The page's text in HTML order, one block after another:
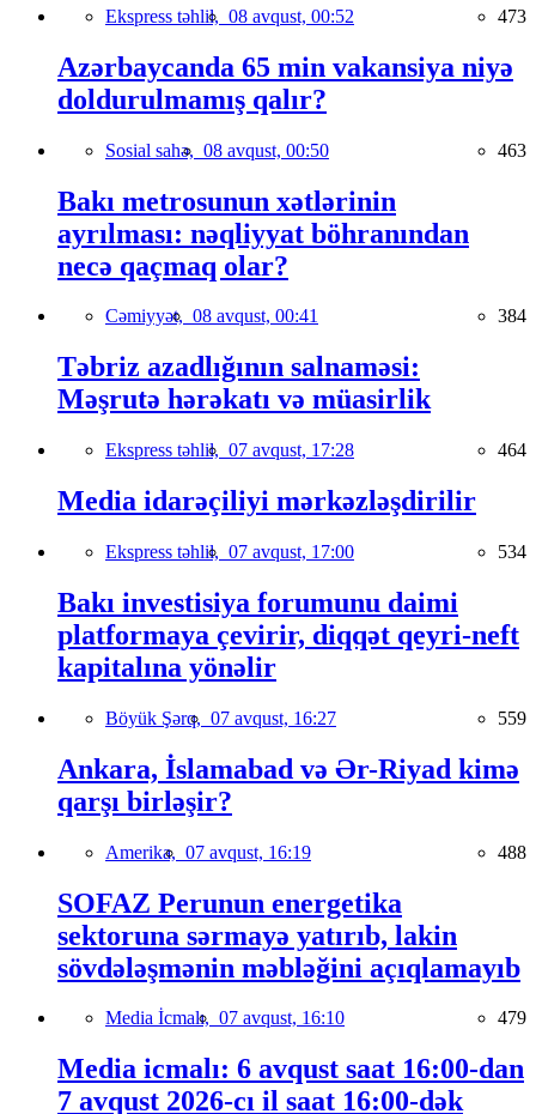
Ekspress təhlil, 08 avqust, 00:52 473
Azərbaycanda 65 min vakansiya niyə
doldurulmamış qalır?
Sosial sahə, 08 avqust, 00:50 463
Bakı metrosunun xətlərinin
ayrılması: nəqliyyat böhranından
necə qaçmaq olar?
Cəmiyyət, 08 avqust, 00:41 384
Təbriz azadlığının salnaməsi:
Məşrutə hərəkatı və müasirlik
Ekspress təhlil, 07 avqust, 17:28 464
Media idarəçiliyi mərkəzləşdirilir
Ekspress təhlil, 07 avqust, 17:00 534
Bakı investisiya forumunu daimi
platformaya çevirir, diqqət qeyri-neft
kapitalına yönəlir
Böyük Şərq, 07 avqust, 16:27 559
Ankara, İslamabad və Ər-Riyad kimə
qarşı birləşir?
Amerika, 07 avqust, 16:19 488
SOFAZ Perunun energetika
sektoruna sərmayə yatırıb, lakin
sövdələşmənin məbləğini açıqlamayıb
Media İcmalı, 07 avqust, 16:10 479
Media icmalı: 6 avqust saat 16:00-dan
7 avqust 2026-cı il saat 16:00-dək